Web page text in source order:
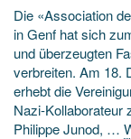
Die «Association
in Genf hat sich
und überzeugten
verbreiten. Am 18.
erhebt die
Nazi-Kollaborateur
Philippe Junod, …